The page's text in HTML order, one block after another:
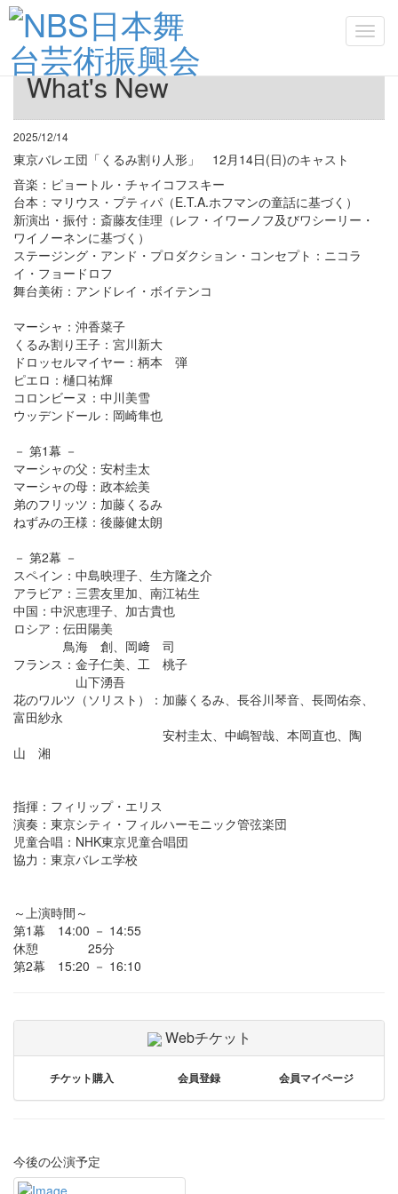
What's New
2025/12/14
東京バレエ団「くるみ割り人形」 12月14日(日)のキャスト
音楽：ピョートル・チャイコフスキー
台本：マリウス・プティパ（E.T.A.ホフマンの童話に基づく）
新演出・振付：斎藤友佳理（レフ・イワーノフ及びワシーリー・
ワイノーネンに基づく）
ステージング・アンド・プロダクション・コンセプト：ニコラ
イ・フョードロフ
舞台美術：アンドレイ・ボイテンコ
マーシャ：沖香菜子
くるみ割り王子：宮川新大
ドロッセルマイヤー：柄本 弾
ピエロ：樋口祐輝
コロンビーヌ：中川美雪
ウッデンドール：岡崎隼也
－ 第1幕 －
マーシャの父：安村圭太
マーシャの母：政本絵美
弟のフリッツ：加藤くるみ
ねずみの王様：後藤健太朗
－ 第2幕 －
スペイン：中島映理子、生方隆之介
アラビア：三雲友里加、南江祐生
中国：中沢恵理子、加古貴也
ロシア：伝田陽美
鳥海 創、岡﨑 司
フランス：金子仁美、工 桃子
山下湧吾
花のワルツ（ソリスト）：加藤くるみ、長谷川琴音、長岡佑奈、
富田紗永
安村圭太、中嶋智哉、本岡直也、陶
山 湘
指揮：フィリップ・エリス
演奏：東京シティ・フィルハーモニック管弦楽団
児童合唱：NHK東京児童合唱団
協力：東京バレエ学校
～上演時間～
第1幕 14:00 － 14:55
休憩 25分
第2幕 15:20 － 16:10
Webチケット
チケット購入 会員登録 会員マイページ
今後の公演予定